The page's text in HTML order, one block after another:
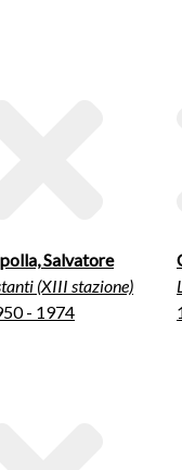
Salvatore
(XIII stazione)
- 1974